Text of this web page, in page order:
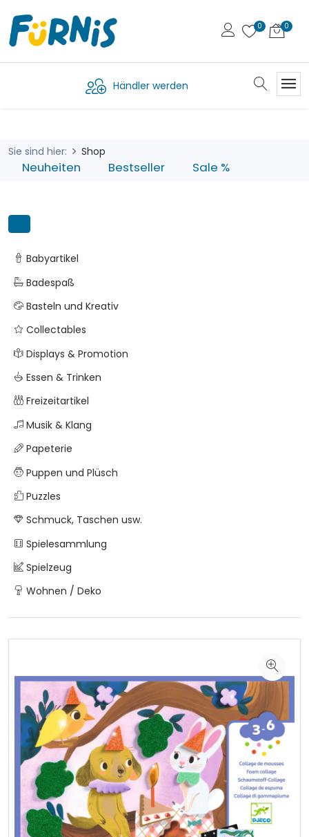
Händler werden
Sie sind hier: Shop
Neuheiten Bestseller Sale %
Babyartikel
Badespaß
Basteln und Kreativ
Collectables
Displays & Promotion
Essen & Trinken
Freizeitartikel
Musik & Klang
Papeterie
Puppen und Plüsch
Puzzles
Schmuck, Taschen usw.
Spielesammlung
Spielzeug
Wohnen / Deko